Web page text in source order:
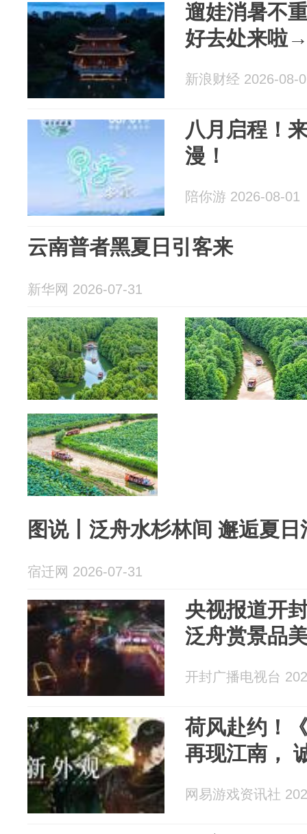
遛娃消暑不
好去处来啦
新浪财经 2026-08-
八月启程！
漫！
陪你游 2026-08-01
云南普者黑夏日引客来
新华网 2026-07-31
图说丨泛舟水杉林间 邂逅夏日
宿迁网 2026-07-31
央视报道开
泛舟赏景品
开封广播电视台
荷风赴约！
再现江南，
网易游戏资讯社